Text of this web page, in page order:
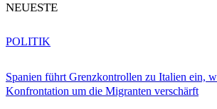
NEUESTE
Spanien führt Grenzkontrollen zu Italien ein,
Konfrontation um die Migranten verschärft
POLITIK